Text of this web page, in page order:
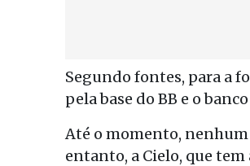
Segundo fontes, para a
pela base do BB e o
Até o momento,
entanto, a Cielo, que